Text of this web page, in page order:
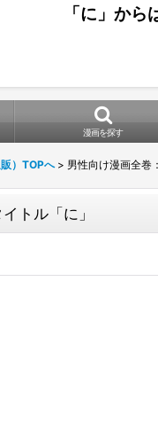
「に」か
漫画を探す
）TOPへ > 男性向け漫画全巻
トル「に」